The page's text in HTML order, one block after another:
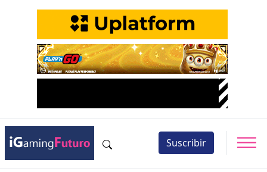
Suscribir